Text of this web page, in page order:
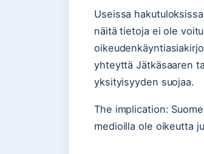
Useissa
näitä tietoja ei ole
yhteyttä Jätkäsaaren
yksityisyyden suojaa.
The implication:
medioilla ole oikeutta